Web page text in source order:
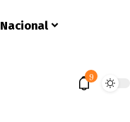
Nacional
9